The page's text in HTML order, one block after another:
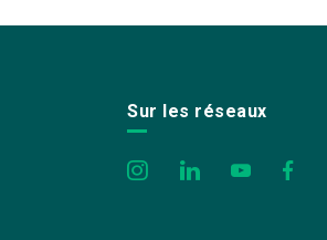
Sur les réseaux